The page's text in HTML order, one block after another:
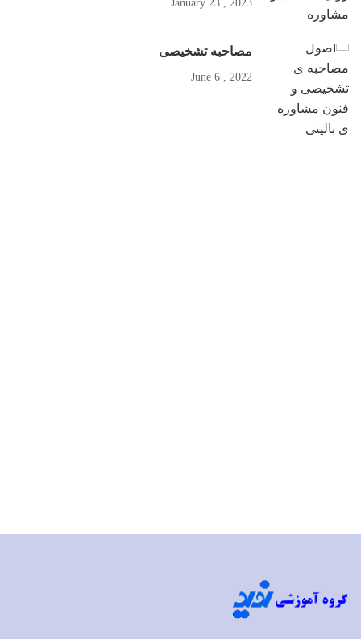
2023 , January 23
مصاحبه تشخیصی
2022 , June 6